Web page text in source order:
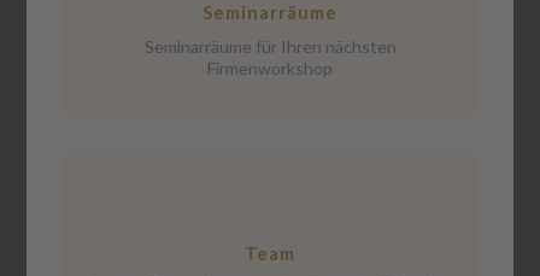
Seminarräume
Seminarräume für Ihren nächsten
Firmenworkshop
Team